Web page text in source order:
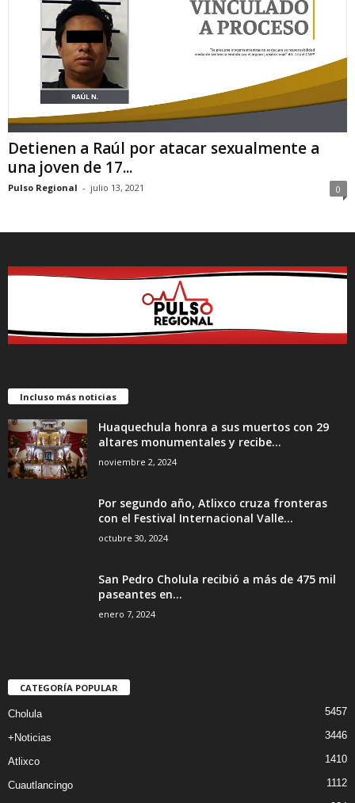
Detienen a Raúl por atacar sexualmente a
una joven de 17...
Pulso Regional - julio 13, 2021 0
Incluso más noticias
Huaquechula honra a sus muertos con 29
altares monumentales y recibe...
noviembre 2, 2024
Por segundo año, Atlixco cruza fronteras
con el Festival Internacional Valle...
octubre 30, 2024
San Pedro Cholula recibió a más de 475 mil
paseantes en...
enero 7, 2024
CATEGORÍA POPULAR
Cholula 5457
+Noticias 3446
Atlixco 1410
Cuautlancingo
1112